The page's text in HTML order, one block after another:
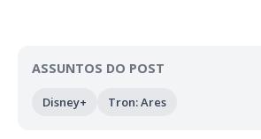
ASSUNTOS DO POST
Disney+ Tron: Ares